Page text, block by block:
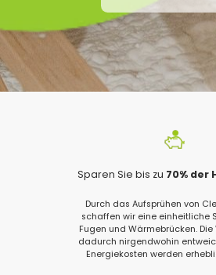
Sparen Sie bis zu 70% der
Durch das Aufsprühen von
schaffen wir eine einheitliche
Fugen und Wärmebrücken.
dadurch nirgendwohin
Energiekosten werden